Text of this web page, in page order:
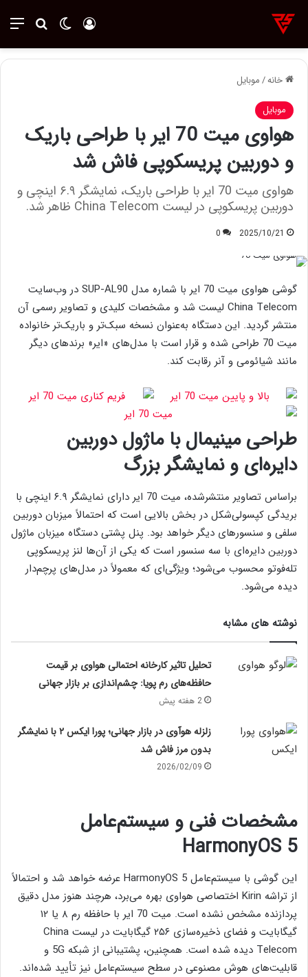
تغییر پوسته ورود
خانه/موبایل
موبایل
هواوی میت 70 ایر با طراحی باریک
و دوربین پریسکوپی فاش شد
هواوی میت 70 ایر با طراحی باریک، نمایشگر ۶.۹ اینچی و
دوربین پریسکوپی در لیست China Telecom ظاهر شد.
2025/10/21
0
گوشی هواوی میت 70 ایر با شماره مدل SUP-AL90 در وب‌سایت
China Telecom لیست شد و مشخصات کلیدی و تصاویر رسمی آن
منتشر گردید. این دستگاه به‌عنوان نسخه سبک‌تر و باریک‌تر خانواده
میت 70 طراحی شده و قرار است با مدل‌های «ایر» برندهای دیگر
مانند شیائومی و آنر رقابت کند.
طراحی مینیمال با ماژول دوربین
دایره‌ای و نمایشگر بزرگ
براساس تصاویر منتشرشده، میت 70 ایر دارای نمایشگر ۶.۹ اینچی با
بریدگی کپسولی‌شکل در بخش بالایی است که احتمالاً میزبان دوربین
سلفی و سنسورهای دیگر خواهد بود. پنل پشتی دستگاه میزبان ماژول
دوربین دایره‌ای با سه سنسور است که یکی از آن‌ها لنز پریسکوپی
تله‌فوتو محسوب می‌شود؛ ویژگی‌ای که معمولاً در مدل‌های پرچم‌دار
دیده می‌شود.
نوشته های مشابه
تحلیل تاثیر کارخانه احتمالی هواوی بر قیمت
حافظه‌های رم پویا: چشم‌اندازی بر بازار جهانی
2 هفته پیش
زلزله هوآوی در بازار جهانی؛ پورا ایکس ۲ با نمایشگر
بدون مرز فاش شد
2026/02/09
مشخصات فنی و سیستم‌عامل
HarmonyOS 5
این گوشی با سیستم‌عامل HarmonyOS 5 عرضه خواهد شد و احتمالاً
از تراشه Kirin اختصاصی هواوی بهره می‌برد، هرچند هنوز مدل دقیق
پردازنده مشخص نشده است. میت 70 ایر با حافظه رم ۸ یا ۱۲
گیگابایت و فضای ذخیره‌سازی ۲۵۶ گیگابایت در لیست China
Telecom دیده شده است. همچنین، پشتیبانی از شبکه 5G و
قابلیت‌های هوش مصنوعی در سطح سیستم‌عامل نیز تأیید شده‌اند.